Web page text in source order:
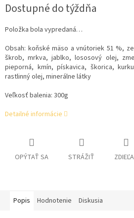
Dostupné do týždňa
Položka bola vypredaná…
Obsah: koňské mäso a vnútoriek 51 %,
škrob, mrkva, jablko, lososový olej,
pieporná, kmín, pískavica, škorica,
rastlinný olej, minerálne látky
Veľkosť balenia: 300g
Detailné informácie
OPÝTAŤ SA STRÁŽIŤ
Popis Hodnotenie Diskusia